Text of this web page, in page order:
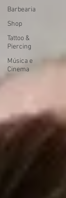
Barbearia
Shop
Tattoo &
Piercing
Música e
Cinema